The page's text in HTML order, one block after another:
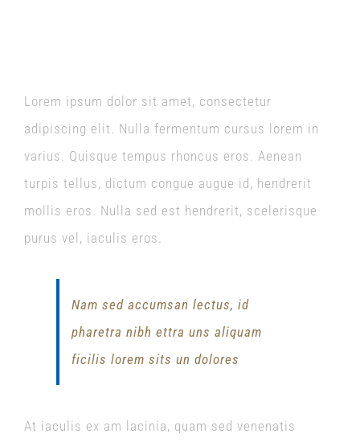
Lorem ipsum dolor sit amet, consectetur
adipiscing elit. Nulla fermentum cursus lorem in
varius. Quisque tempus rhoncus eros. Aenean
turpis tellus, dictum congue augue id, hendrerit
mollis eros. Nulla sed est hendrerit, scelerisque
purus vel, iaculis eros.
Nam sed accumsan lectus, id
pharetra nibh ettra uns aliquam
ficilis lorem sits un dolores
At iaculis ex am lacinia, quam sed venenatis